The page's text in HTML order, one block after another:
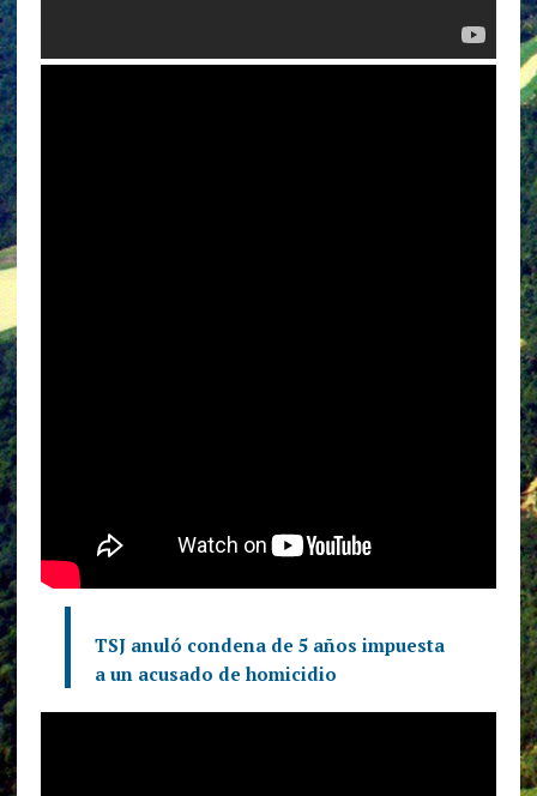
TSJ anuló condena de 5 años impuesta
a un acusado de homicidio